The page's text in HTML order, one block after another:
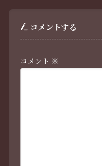
コメントする
コメント ※